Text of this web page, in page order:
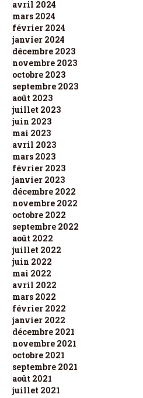
avril 2024
mars 2024
février 2024
janvier 2024
décembre 2023
novembre 2023
octobre 2023
septembre 2023
août 2023
juillet 2023
juin 2023
mai 2023
avril 2023
mars 2023
février 2023
janvier 2023
décembre 2022
novembre 2022
octobre 2022
septembre 2022
août 2022
juillet 2022
juin 2022
mai 2022
avril 2022
mars 2022
février 2022
janvier 2022
décembre 2021
novembre 2021
octobre 2021
septembre 2021
août 2021
juillet 2021